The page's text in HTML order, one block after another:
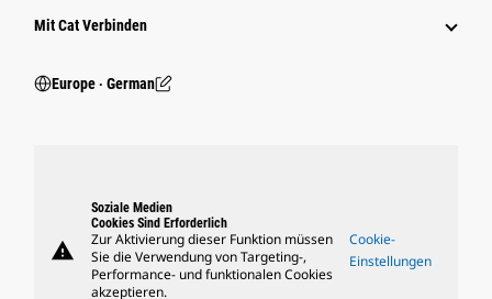
Mit Cat Verbinden
Europe ‧ German
warning
Soziale Medien
Cookies Sind Erforderlich
Zur Aktivierung dieser Funktion müssen
Sie die Verwendung von Targeting-,
Performance- und funktionalen Cookies
akzeptieren.
Cookie-
Einstellungen